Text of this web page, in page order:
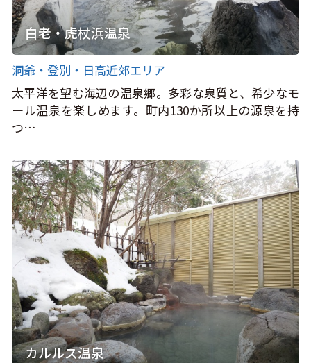
白老・虎杖浜温泉
洞爺・登別・日高近郊エリア
太平洋を望む海辺の温泉郷。多彩な泉質と、希少なモ
ール温泉を楽しめます。町内130か所以上の源泉を持
つ…
カルルス温泉